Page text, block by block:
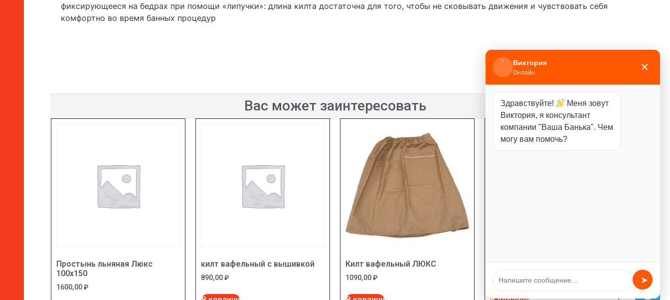
фиксирующееся на бедрах при помощи «липучки»: длина килта достаточна для того, чтобы не сковывать движения и чувствовать себя
комфортно во время банных процедур
Вас может заинтересовать
Простынь льняная Люкс
100х150
1600,00₽
килт вафельный с вышивкой
890,00₽
Килт вафельный ЛЮКС
1090,00₽
Килт детский вафельный
790,00₽
Виктория
Онлайн ×
Здравствуйте!
Меня зовут
Виктория, я консультант
компании "Ваша Банька". Чем
могу вам помочь?
➤